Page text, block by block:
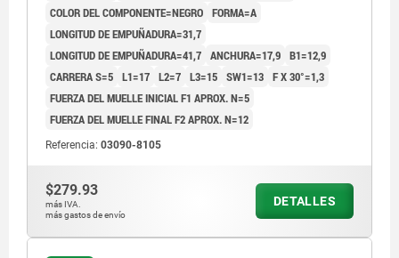
Forma A: sin contratuerca
Forma B: con contratuerca
COLOR DEL COMPONENTE=NEGRO FORMA=A
LONGITUD DE EMPUÑADURA=31,7
LONGITUD DE EMPUÑADURA=41,7 ANCHURA=17,9 B1=12,9
CARRERA S=5 L1=17 L2=7 L3=15 SW1=13 F X 30°=1,3
FUERZA DEL MUELLE INICIAL F1 APROX. N=5
FUERZA DEL MUELLE FINAL F2 APROX. N=12
Referencia: 03090-8105
$279.93
más IVA.
más gastos de envío
DETALLES